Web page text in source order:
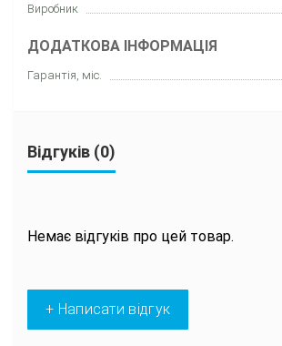
Виробник
ДОДАТКОВА ІНФОРМАЦІЯ
Гарантія, міс.
Відгуків (0)
Немає відгуків про цей товар.
+ Написати відгук